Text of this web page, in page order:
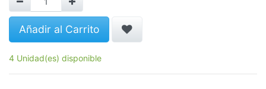
Añadir al Carrito
4 Unidad(es) disponible